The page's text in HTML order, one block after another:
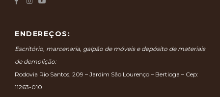
ENDEREÇOS:
Escritório, marcenaria, galpão de móveis e depósito de materiais
de demolição:
Rodovia Rio Santos, 209 – Jardim São Lourenço – Bertioga – Cep:
11263-010